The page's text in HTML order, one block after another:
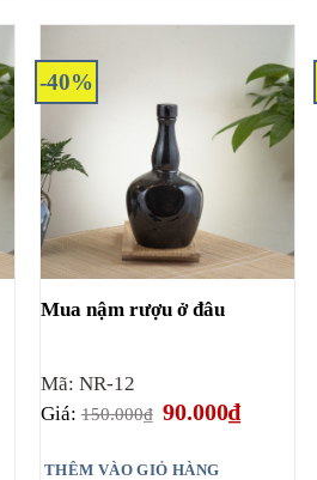
-40%
Mua nậm rượu ở đâu
Mã: NR-12
Giá:150.000₫ Giá
gốc
150.000₫.
90.000₫Giá
hiện
THÊM VÀO GIỎ HÀNG